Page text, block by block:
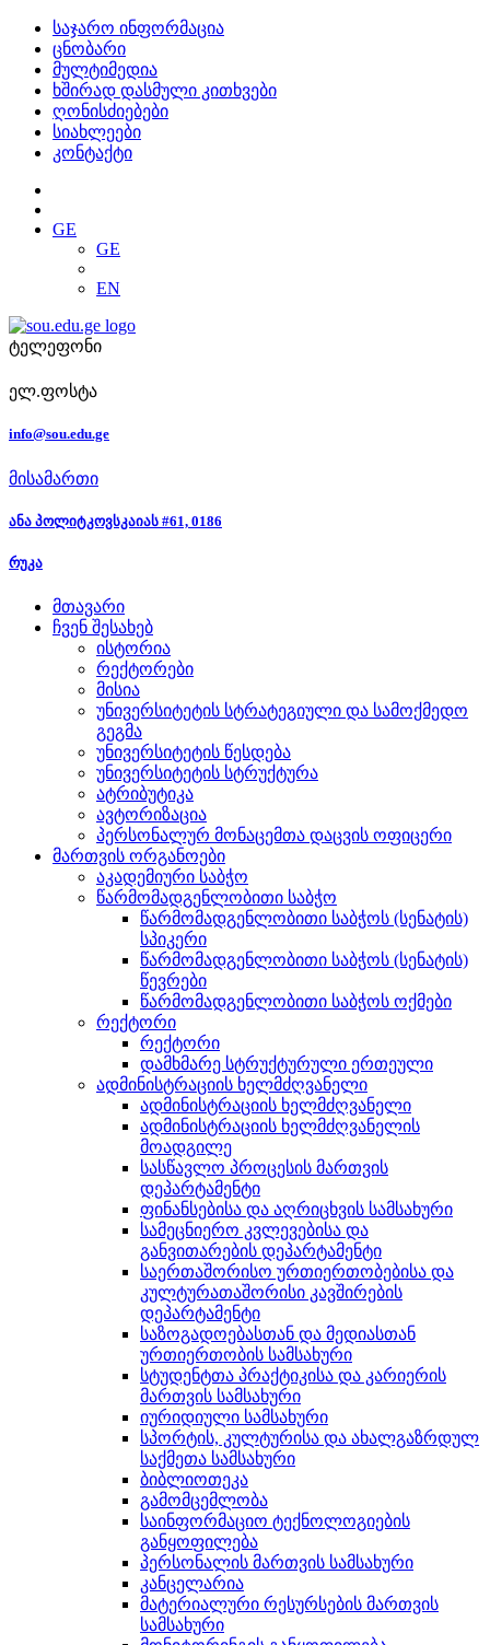
საჯარო ინფორმაცია
ცნობარი
მულტიმედია
ხშირად დასმული კითხვები
ღონისძიებები
სიახლეები
კონტაქტი
GE
GE
EN
ტელეფონი
ელ.ფოსტა
info@sou.edu.ge
მისამართი
ანა პოლიტკოვსკაიას #61, 0186
რუკა
მთავარი
ჩვენ შესახებ
ისტორია
რექტორები
მისია
უნივერსიტეტის სტრატეგიული და სამოქმედო
გეგმა
უნივერსიტეტის წესდება
უნივერსიტეტის სტრუქტურა
ატრიბუტიკა
ავტორიზაცია
პერსონალურ მონაცემთა დაცვის ოფიცერი
მართვის ორგანოები
აკადემიური საბჭო
წარმომადგენლობითი საბჭო
წარმომადგენლობითი საბჭოს (სენატის)
სპიკერი
წარმომადგენლობითი საბჭოს (სენატის)
წევრები
წარმომადგენლობითი საბჭოს ოქმები
რექტორი
რექტორი
დამხმარე სტრუქტურული ერთეული
ადმინისტრაციის ხელმძღვანელი
ადმინისტრაციის ხელმძღვანელი
ადმინისტრაციის ხელმძღვანელის
მოადგილე
სასწავლო პროცესის მართვის
დეპარტამენტი
ფინანსებისა და აღრიცხვის სამსახური
სამეცნიერო კვლევებისა და
განვითარების დეპარტამენტი
საერთაშორისო ურთიერთობებისა და
კულტურათაშორისი კავშირების
დეპარტამენტი
საზოგადოებასთან და მედიასთან
ურთიერთობის სამსახური
სტუდენტთა პრაქტიკისა და კარიერის
მართვის სამსახური
იურიდიული სამსახური
სპორტის, კულტურისა და ახალგაზრდულ
საქმეთა სამსახური
ბიბლიოთეკა
გამომცემლობა
საინფორმაციო ტექნოლოგიების
განყოფილება
პერსონალის მართვის სამსახური
კანცელარია
მატერიალური რესურსების მართვის
სამსახური